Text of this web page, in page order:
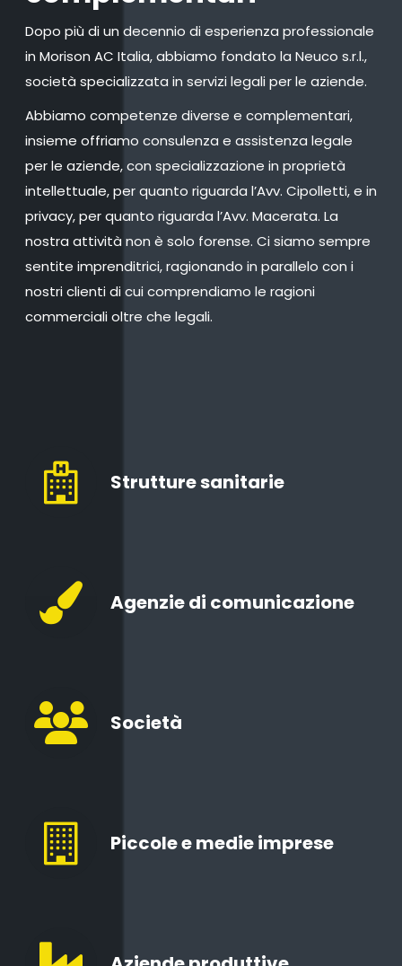
Dopo più di un decennio di esperienza professionale
in Morison AC Italia, abbiamo fondato la Neuco s.r.l.,
società specializzata in servizi legali per le aziende.
Abbiamo competenze diverse e complementari,
insieme offriamo consulenza e assistenza legale
per le aziende, con specializzazione in proprietà
intellettuale, per quanto riguarda l’Avv. Cipolletti, e in
privacy, per quanto riguarda l’Avv. Macerata. La
nostra attività non è solo forense. Ci siamo sempre
sentite imprenditrici, ragionando in parallelo con i
nostri clienti di cui comprendiamo le ragioni
commerciali oltre che legali.
Strutture sanitarie
Agenzie di comunicazione
Società
Piccole e medie imprese